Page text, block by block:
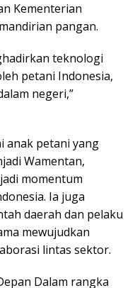
Kementerian
pangan.
teknologi
petani Indonesia,
negeri,”
anak petani yang
Wamentan,
momentum
Ia juga
daerah dan pelaku
mewujudkan
lintas sektor.
Dalam rangka